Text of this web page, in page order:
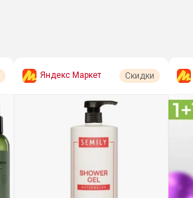
Яндекс Маркет Скидки